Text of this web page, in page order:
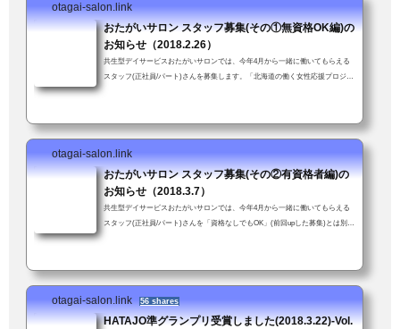
otagai-salon.link
おたがいサロン スタッフ募集(その①無資格OK編)の
お知らせ（2018.2.26）
共生型デイサービスおたがいサロンでは、今年4月から一緒に働いてもらえる
スタッフ(正社員/パート)さんを募集します。「北海道の働く女性応援プロジェ
齢も問いません。ただし車の普通免許を持ってて送迎業務に支障がなければ。
子育て中の方も安心。お子さん連れて来ての勤務も可！(いや、むしろ大歓
迎！)「送迎業務が可能である旨も強調して下さい」とスタッフかわちゃんに
つっこまれた...
otagai-salon.link
おたがいサロン スタッフ募集(その②有資格者編)の
お知らせ（2018.3.7）
共生型デイサービスおたがいサロンでは、今年4月から一緒に働いてもらえる
スタッフ(正社員/パート)さんを「資格なしでもOK」(前回upした募集)とは別に
てて送迎業務に支障がないこと。子育て中の方も安心。お子さん連れて来ての
勤務も可！(いや、むしろ大歓迎！)「スタッフ募集のお知らせ」ではあります
が、「おたがいサロンってこんなとこだよ」という話でもあります(前回より
ちょっと...
otagai-salon.link 56 shares
HATAJO準グランプリ受賞しました(2018.3.22)-Vol.